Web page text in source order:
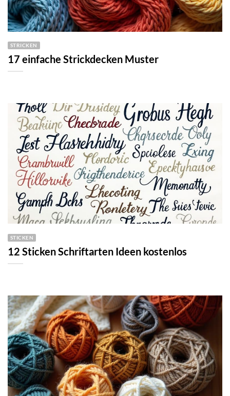
STRICKEN
17 einfache Strickdecken Muster
STICKEN
12 Sticken Schriftarten Ideen kostenlos